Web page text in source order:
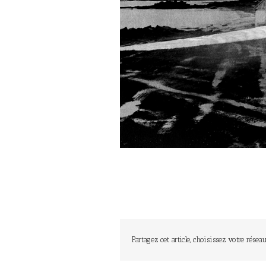
Partagez cet article, choisissez votre